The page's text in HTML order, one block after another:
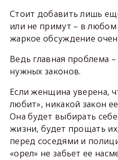
Стоит добавить лишь
или не примут – в любом
жаркое обсуждение
Ведь главная проблема
нужных законов.
Если женщина уверена,
любит», никакой закон
Она будет выбирать
жизни, будет прощать
перед соседями и
«орел» не забьет ее